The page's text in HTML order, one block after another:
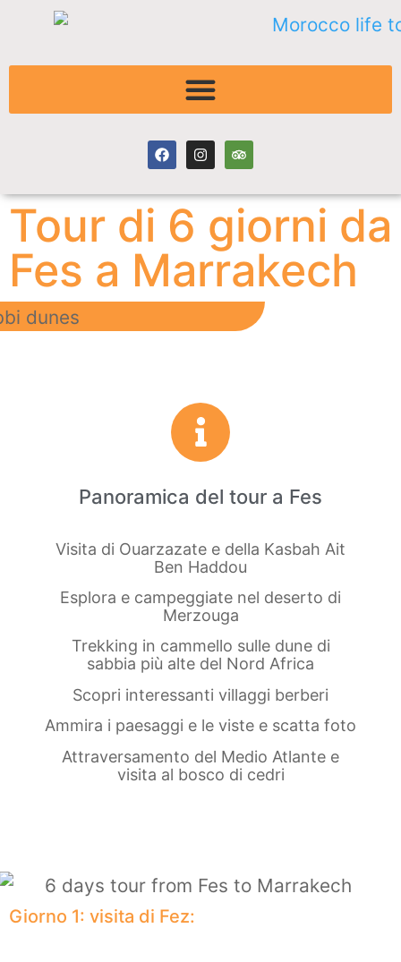
Tour di 6 giorni da
Fes a Marrakech
Panoramica del tour a Fes
Visita di Ouarzazate e della Kasbah Ait
Ben Haddou
Esplora e campeggiate nel deserto di
Merzouga
Trekking in cammello sulle dune di
sabbia più alte del Nord Africa
Scopri interessanti villaggi berberi
Ammira i paesaggi e le viste e scatta foto
Attraversamento del Medio Atlante e
visita al bosco di cedri
Giorno 1: visita di Fez: